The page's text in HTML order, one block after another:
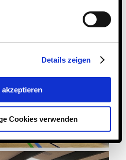
Details zeigen
akzeptieren
Cookies verwenden